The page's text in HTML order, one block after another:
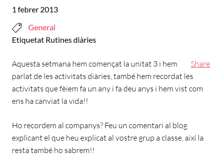
1 febrer 2013
General
Etiquetat Rutines diàries
Share
Aquesta setmana hem començat la unitat 3 i hem
parlat de les activitats diàries, també hem recordat les
activitats que fèiem fa un any i fa deu anys i hem vist com
ens ha canviat la vida!!
Ho recordem al companys? Feu un comentari al blog
explicant el que heu explicat al vostre grup a classe, així la
resta també ho sabrem!!